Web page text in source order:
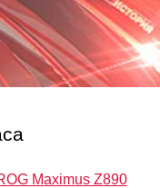
Maximus Z890